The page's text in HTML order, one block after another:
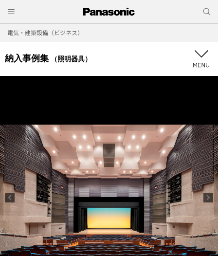
電気・建築設備（ビジネス）
納入事例集 （照明器具）